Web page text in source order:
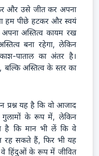
और उसे जीत कर अपना
हम पीछे हटकर और स्वयं
अपना अस्तित्व कायम रख
बना रहेगा, लेकिन
पाताल का अंतर है।
बल्कि अस्तित्व के स्तर का
यह है कि वो आजाद
गुलामों के रूप में, लेकिन
है कि मान भी लें कि वे
रह सकते हैं, फिर भी यह
वे हिंदुओं के रूप में जीवित